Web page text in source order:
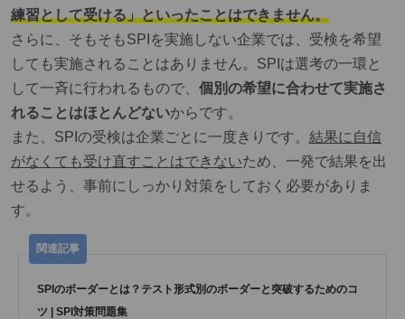
練習として受ける」といったことはできません。
さらに、そもそもSPIを実施しない企業では、受検を希望
しても実施されることはありません。SPIは選考の一環と
して一斉に行われるもので、 個別の希望に合わせて実施さ
れることはほとんどないからです。
また、SPIの受検は企業ごとに一度きりです。 結果に自信
がなくても受け直すことはできないため、一発で結果を出
せるよう、事前にしっかり対策をしておく必要がありま
す。
SPIのボーダーとは？テスト形式別のボーダーと突破するためのコ
ツ | SPI対策問題集